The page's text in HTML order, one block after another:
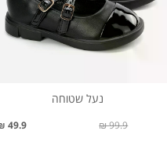
נעל שטוחה
49.9 ₪ 99.9 ₪